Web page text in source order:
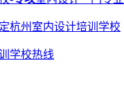
杭州室内设计培训学校
学校热线